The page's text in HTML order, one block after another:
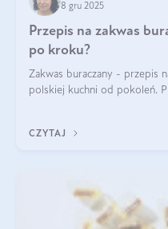
8 gru 2025
Przepis na zakwas
po kroku?
Zakwas buraczany - przepis
polskiej kuchni od pokoleń.
CZYTAJ